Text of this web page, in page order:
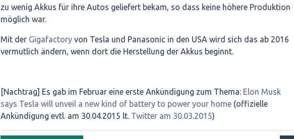
zu wenig Akkus für ihre Autos geliefert bekam, so dass keine höhere Produktion
möglich war.
Mit der Gigafactory von Tesla und Panasonic in den USA wird sich das ab 2016
vermutlich ändern, wenn dort die Herstellung der Akkus beginnt.
[Nachtrag] Es gab im Februar eine erste Ankündigung zum Thema: Elon Musk
says Tesla will unveil a new kind of battery to power your home (offizielle
Ankündigung evtl. am 30.04.2015 lt. Twitter am 30.03.2015)